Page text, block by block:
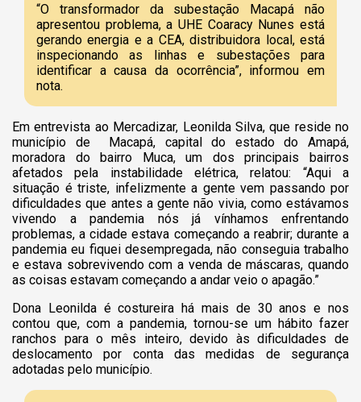
“O transformador da subestação Macapá não
apresentou problema, a UHE Coaracy Nunes está
gerando energia e a CEA, distribuidora local, está
inspecionando as linhas e subestações para
identificar a causa da ocorrência”, informou em
nota.
Em entrevista ao Mercadizar, Leonilda Silva, que reside no
município de Macapá, capital do estado do Amapá,
moradora do bairro Muca, um dos principais bairros
afetados pela instabilidade elétrica, relatou: “Aqui a
situação é triste, infelizmente a gente vem passando por
dificuldades que antes a gente não vivia, como estávamos
vivendo a pandemia nós já vínhamos enfrentando
problemas, a cidade estava começando a reabrir; durante a
pandemia eu fiquei desempregada, não conseguia trabalho
e estava sobrevivendo com a venda de máscaras, quando
as coisas estavam começando a andar veio o apagão.”
Dona Leonilda é costureira há mais de 30 anos e nos
contou que, com a pandemia, tornou-se um hábito fazer
ranchos para o mês inteiro, devido às dificuldades de
deslocamento por conta das medidas de segurança
adotadas pelo município.